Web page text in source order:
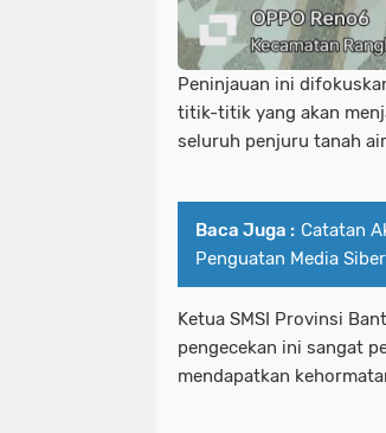
Peninjauan ini
titik-titik yang akan
seluruh penjuru tanah air.
Baca Juga : Catatan
Penguatan Media
Ketua SMSI Provinsi
pengecekan ini sangat
mendapatkan